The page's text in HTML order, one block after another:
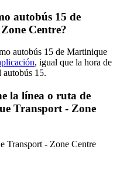
autobús 15 de
Centre?
autobús 15 de Martinique
, igual que la hora de
autobús 15.
la línea o ruta de
Transport - Zone
Transport - Zone Centre